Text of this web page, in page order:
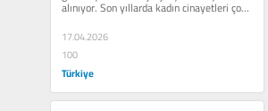
alınıyor. Son yıllarda kadın cinayetleri çok
fazla işleniyor....
17.04.2026
100
Türkiye